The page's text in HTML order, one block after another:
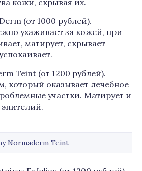
кожи, скрывая их.
(от 1000 рублей).
ухаживает за кожей, при
матирует, скрывает
Teint (от 1200 рублей).
который оказывает лечебное
участки. Матирует и
Normaderm Teint